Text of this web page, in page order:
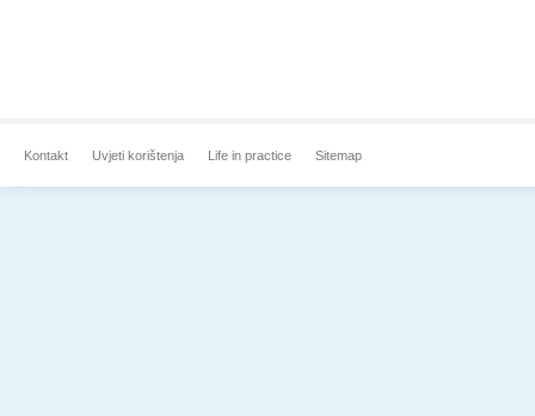
Kontakt Uvjeti korištenja Life in practice Sitemap